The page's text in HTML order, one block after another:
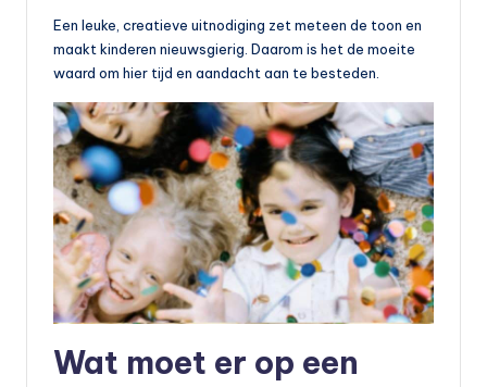
Een leuke, creatieve uitnodiging zet meteen de toon en
maakt kinderen nieuwsgierig. Daarom is het de moeite
waard om hier tijd en aandacht aan te besteden.
Wat moet er op een